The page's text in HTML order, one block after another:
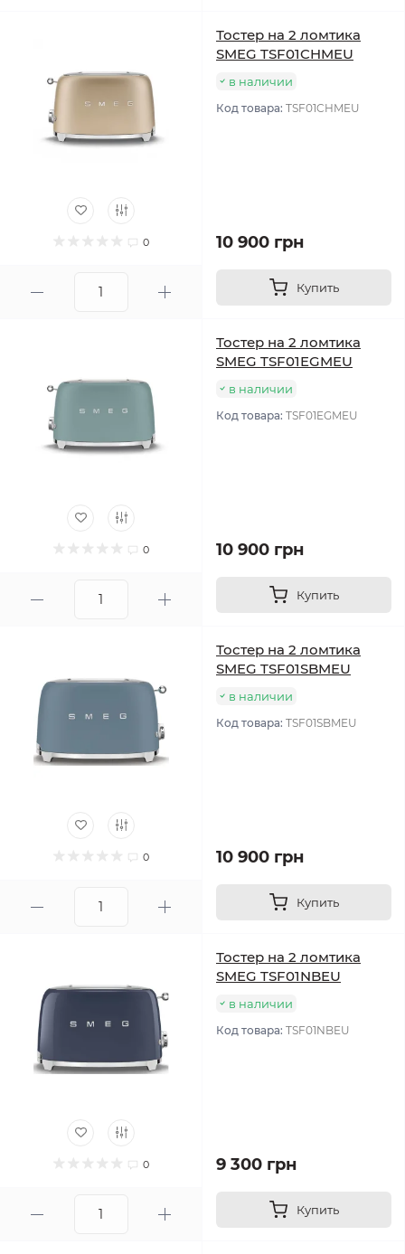
0
Тостер на 2 ломтика
SMEG TSF01CHMEU
в наличии
Код товара: TSF01CHMEU
10 900 грн
Купить
0
Тостер на 2 ломтика
SMEG TSF01EGMEU
в наличии
Код товара: TSF01EGMEU
10 900 грн
Купить
0
Тостер на 2 ломтика
SMEG TSF01SBMEU
в наличии
Код товара: TSF01SBMEU
10 900 грн
Купить
0
Тостер на 2 ломтика
SMEG TSF01NBEU
в наличии
Код товара: TSF01NBEU
9 300 грн
Купить